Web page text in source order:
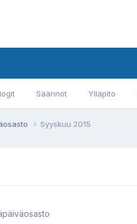
Säännöt Ylläpito
Syyskuu 2015